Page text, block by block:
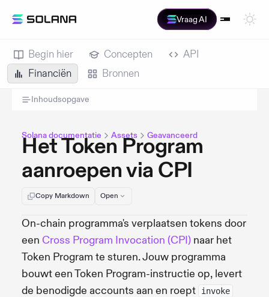
Vraag AI
Begin hier Concepten
API
Financiën
Bronnen
Inhoudsopgave
Solana documentatie Assets Geavanceerd
Het Token Program
aanroepen via CPI
Copy Markdown Open
On-chain programma's verplaatsen tokens door
een Cross Program Invocation (CPI) naar het
Token Program te sturen. Jouw programma
bouwt een Token Program-instructie op, levert
de benodigde accounts aan en roept
invoke